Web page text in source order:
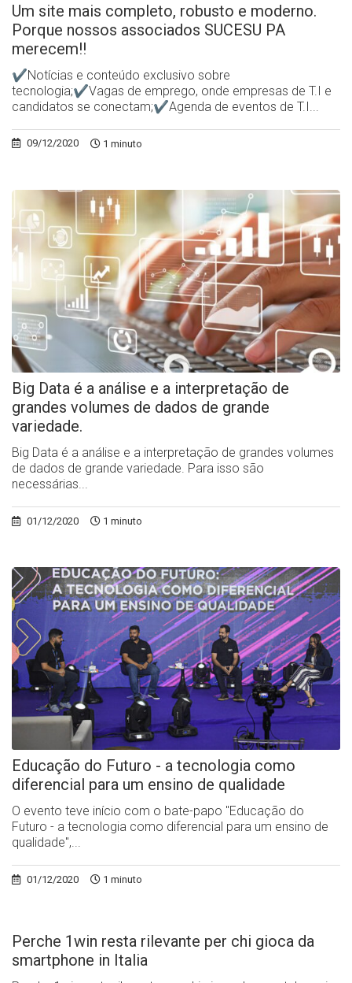
Um site mais completo, robusto e moderno.
Porque nossos associados SUCESU PA
merecem!!
✔Notícias e conteúdo exclusivo sobre
tecnologia;✔Vagas de emprego, onde empresas de T.I e
candidatos se conectam;✔Agenda de eventos de T.I...
09/12/2020 1 minuto
Big Data é a análise e a interpretação de
grandes volumes de dados de grande
variedade.
Big Data é a análise e a interpretação de grandes volumes
de dados de grande variedade. Para isso são
necessárias...
01/12/2020 1 minuto
Educação do Futuro - a tecnologia como
diferencial para um ensino de qualidade
O evento teve início com o bate-papo "Educação do
Futuro - a tecnologia como diferencial para um ensino de
qualidade",...
01/12/2020 1 minuto
Perche 1win resta rilevante per chi gioca da
smartphone in Italia